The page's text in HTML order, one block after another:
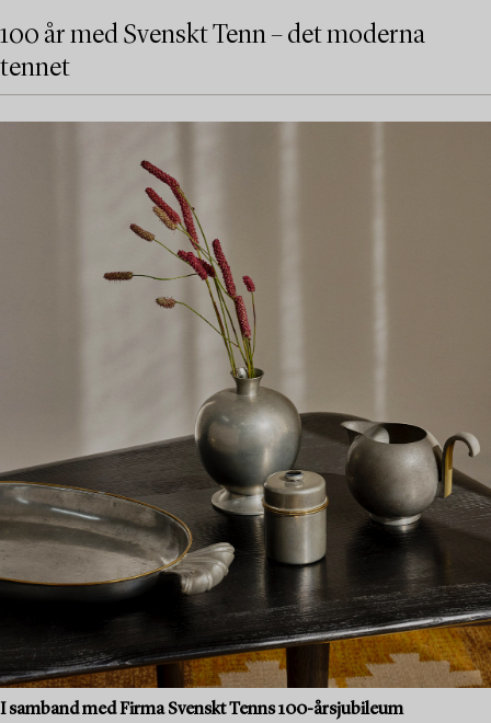
100 år med Svenskt Tenn – det moderna
tennet
I samband med Firma Svenskt Tenns 100-årsjubileum